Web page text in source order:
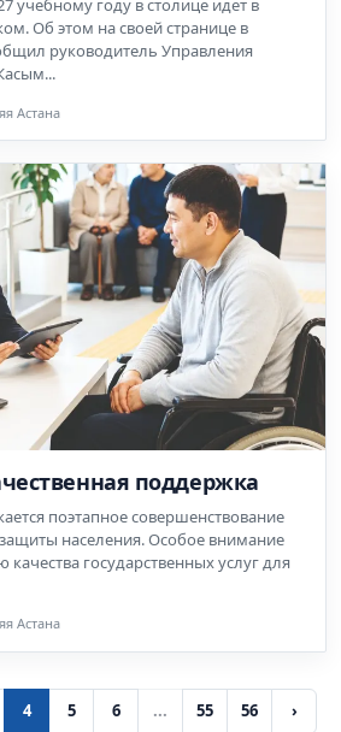
учебному году в столице идет в
Об этом на своей странице в
руководитель Управления
Астана
поддержка
поэтапное совершенствование
населения. Особое внимание
государственных услуг для
Астана
4 5 6 ... 55 56 ›